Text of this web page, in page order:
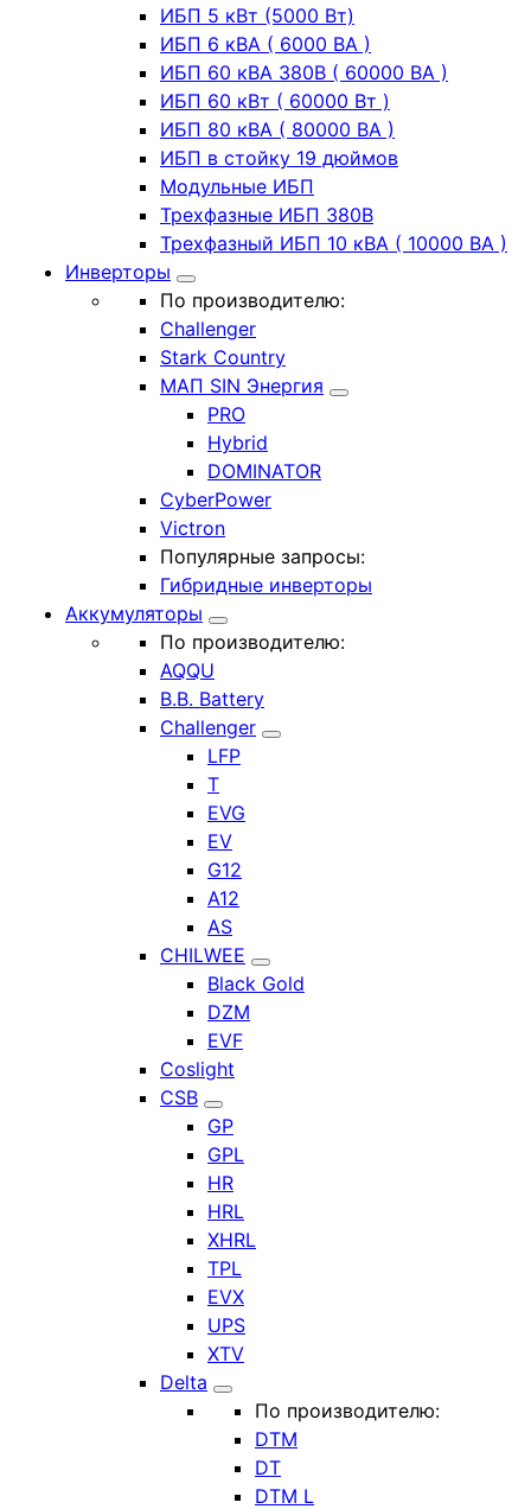
ИБП 5 кВт (5000 Вт)
ИБП 6 кВА ( 6000 ВА )
ИБП 60 кВА 380В ( 60000 ВА )
ИБП 60 кВт ( 60000 Вт )
ИБП 80 кВА ( 80000 ВА )
ИБП в стойку 19 дюймов
Модульные ИБП
Трехфазные ИБП 380В
Трехфазный ИБП 10 кВА ( 10000 ВА )
Инверторы
По производителю:
Challenger
Stark Country
МАП SIN Энергия
PRO
Hybrid
DOMINATOR
CyberPower
Victron
Популярные запросы:
Гибридные инверторы
Аккумуляторы
По производителю:
AQQU
B.B. Battery
Challenger
LFP
T
EVG
EV
G12
A12
AS
CHILWEE
Black Gold
DZM
EVF
Coslight
CSB
GP
GPL
HR
HRL
XHRL
TPL
EVX
UPS
XTV
Delta
По производителю:
DTM
DT
DTM L